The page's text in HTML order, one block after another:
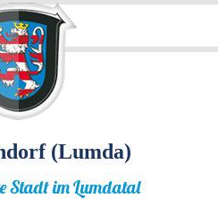
(Lumda)
Stadt im Lumdatal